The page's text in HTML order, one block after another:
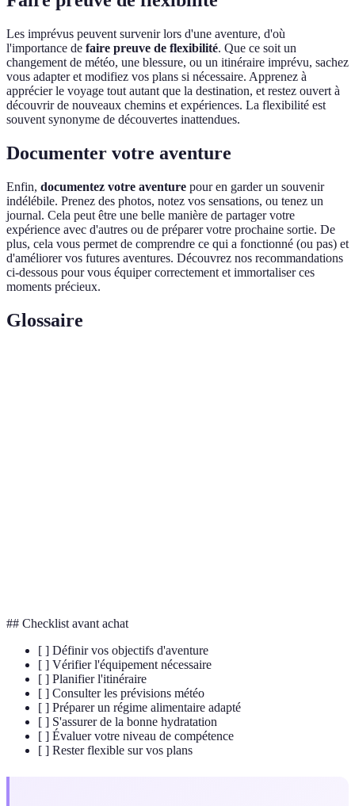
Les imprévus peuvent survenir lors d'une aventure, d'où
l'importance de faire preuve de flexibilité. Que ce soit un
changement de météo, une blessure, ou un itinéraire imprévu, sachez
vous adapter et modifiez vos plans si nécessaire. Apprenez à
apprécier le voyage tout autant que la destination, et restez ouvert à
découvrir de nouveaux chemins et expériences. La flexibilité est
souvent synonyme de découvertes inattendues.
Documenter votre aventure
Enfin, documentez votre aventure pour en garder un souvenir
indélébile. Prenez des photos, notez vos sensations, ou tenez un
journal. Cela peut être une belle manière de partager votre
expérience avec d'autres ou de préparer votre prochaine sortie. De
plus, cela vous permet de comprendre ce qui a fonctionné (ou pas) et
d'améliorer vos futures aventures. Découvrez nos recommandations
ci-dessous pour vous équiper correctement et immortaliser ces
moments précieux.
Glossaire
## Checklist avant achat
[ ] Définir vos objectifs d'aventure
[ ] Vérifier l'équipement nécessaire
[ ] Planifier l'itinéraire
[ ] Consulter les prévisions météo
[ ] Préparer un régime alimentaire adapté
[ ] S'assurer de la bonne hydratation
[ ] Évaluer votre niveau de compétence
[ ] Rester flexible sur vos plans